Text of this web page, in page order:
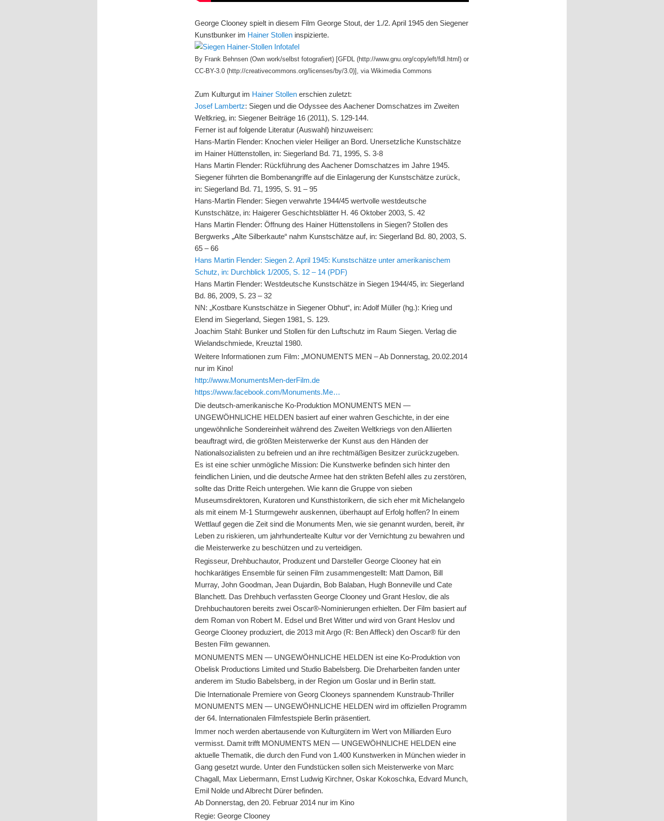
George Clooney spielt in diesem Film George Stout, der 1./2. April 1945 den Siegener
Kunstbunker im Hainer Stollen inspizierte.
By Frank Behnsen (Own work/selbst fotografiert) [GFDL (http://www.gnu.org/copyleft/fdl.html) or
CC-BY-3.0 (http://creativecommons.org/licenses/by/3.0)], via Wikimedia Commons
Zum Kulturgut im Hainer Stollenerschien zuletzt:
Josef Lambertz: Siegen und die Odyssee des Aachener Domschatzes im Zweiten
Weltkrieg, in: Siegener Beiträge 16 (2011), S. 129-144.
Ferner ist auf folgende Literatur (Auswahl) hinzuweisen:
Hans-Martin Flender: Knochen vieler Heiliger an Bord. Unersetzliche Kunstschätze
im Hainer Hüttenstollen, in: Siegerland Bd. 71, 1995, S. 3-8
Hans Martin Flender: Rückführung des Aachener Domschatzes im Jahre 1945.
Siegener führten die Bombenangriffe auf die Einlagerung der Kunstschätze zurück,
in: Siegerland Bd. 71, 1995, S. 91 – 95
Hans-Martin Flender: Siegen verwahrte 1944/45 wertvolle westdeutsche
Kunstschätze, in: Haigerer Geschichtsblätter H. 46 Oktober 2003, S. 42
Hans Martin Flender: Öffnung des Hainer Hüttenstollens in Siegen? Stollen des
Bergwerks „Alte Silberkaute“ nahm Kunstschätze auf, in: Siegerland Bd. 80, 2003, S.
65 – 66
Hans Martin Flender: Siegen 2. April 1945: Kunstschätze unter amerikanischem
Schutz, in: Durchblick 1/2005, S. 12 – 14 (PDF)
Hans Martin Flender: Westdeutsche Kunstschätze in Siegen 1944/45, in: Siegerland
Bd. 86, 2009, S. 23 – 32
NN: „Kostbare Kunstschätze in Siegener Obhut“, in: Adolf Müller (hg.): Krieg und
Elend im Siegerland, Siegen 1981, S. 129.
Joachim Stahl: Bunker und Stollen für den Luftschutz im Raum Siegen. Verlag die
Wielandschmiede, Kreuztal 1980.
Weitere Informationen zum Film:„MONUMENTS MEN – Ab Donnerstag, 20.02.2014
nur im Kino!
http://www.MonumentsMen-derFilm.de
https://www.facebook.com/Monuments.Me…
Die deutsch-amerikanische Ko-Produktion MONUMENTS MEN —
UNGEWÖHNLICHE HELDEN basiert auf einer wahren Geschichte, in der eine
ungewöhnliche Sondereinheit während des Zweiten Weltkriegs von den Alliierten
beauftragt wird, die größten Meisterwerke der Kunst aus den Händen der
Nationalsozialisten zu befreien und an ihre rechtmäßigen Besitzer zurückzugeben.
Es ist eine schier unmögliche Mission: Die Kunstwerke befinden sich hinter den
feindlichen Linien, und die deutsche Armee hat den strikten Befehl alles zu zerstören,
sollte das Dritte Reich untergehen. Wie kann die Gruppe von sieben
Museumsdirektoren, Kuratoren und Kunsthistorikern, die sich eher mit Michelangelo
als mit einem M-1 Sturmgewehr auskennen, überhaupt auf Erfolg hoffen? In einem
Wettlauf gegen die Zeit sind die Monuments Men, wie sie genannt wurden, bereit, ihr
Leben zu riskieren, um jahrhundertealte Kultur vor der Vernichtung zu bewahren und
die Meisterwerke zu beschützen und zu verteidigen.
Regisseur, Drehbuchautor, Produzent und Darsteller George Clooney hat ein
hochkarätiges Ensemble für seinen Film zusammengestellt: Matt Damon, Bill
Murray, John Goodman, Jean Dujardin, Bob Balaban, Hugh Bonneville und Cate
Blanchett. Das Drehbuch verfassten George Clooney und Grant Heslov, die als
Drehbuchautoren bereits zwei Oscar®-Nominierungen erhielten. Der Film basiert auf
dem Roman von Robert M. Edsel und Bret Witter und wird von Grant Heslov und
George Clooney produziert, die 2013 mit Argo (R: Ben Affleck) den Oscar® für den
Besten Film gewannen.
MONUMENTS MEN — UNGEWÖHNLICHE HELDEN ist eine Ko-Produktion von
Obelisk Productions Limited und Studio Babelsberg. Die Dreharbeiten fanden unter
anderem im Studio Babelsberg, in der Region um Goslar und in Berlin statt.
Die Internationale Premiere von Georg Clooneys spannendem Kunstraub-Thriller
MONUMENTS MEN — UNGEWÖHNLICHE HELDEN wird im offiziellen Programm
der 64. Internationalen Filmfestspiele Berlin präsentiert.
Immer noch werden abertausende von Kulturgütern im Wert von Milliarden Euro
vermisst. Damit trifft MONUMENTS MEN — UNGEWÖHNLICHE HELDEN eine
aktuelle Thematik, die durch den Fund von 1.400 Kunstwerken in München wieder in
Gang gesetzt wurde. Unter den Fundstücken sollen sich Meisterwerke von Marc
Chagall, Max Liebermann, Ernst Ludwig Kirchner, Oskar Kokoschka, Edvard Munch,
Emil Nolde und Albrecht Dürer befinden.
Ab Donnerstag, den 20. Februar 2014 nur im Kino
Regie: George Clooney